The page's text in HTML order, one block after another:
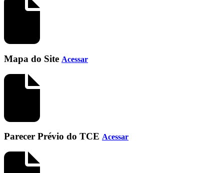
Mapa do Site Acessar
Parecer Prévio do TCE Acessar